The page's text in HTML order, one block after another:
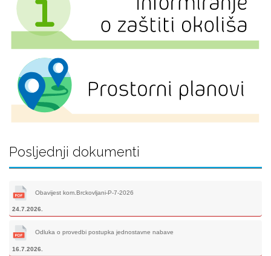
Posljednji dokumenti
Obavijest kom.Brckovljani-P-7-2026
24.7.2026.
Odluka o provedbi postupka jednostavne nabave
16.7.2026.